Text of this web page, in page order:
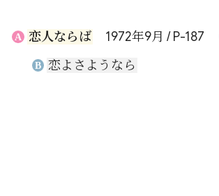
A 恋人ならば 1972年9月 / P-187
B 恋よさようなら